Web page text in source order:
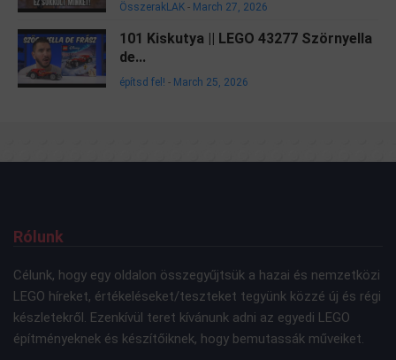
ÖsszerakLAK - March 27, 2026
101 Kiskutya || LEGO 43277 Szörnyella
de...
építsd fel! - March 25, 2026
Rólunk
Célunk, hogy egy oldalon összegyűjtsük a hazai és nemzetközi
LEGO híreket, értékeléseket/teszteket tegyünk közzé új és régi
készletekről. Ezenkívül teret kívánunk adni az egyedi LEGO
építményeknek és készítőiknek, hogy bemutassák műveiket.